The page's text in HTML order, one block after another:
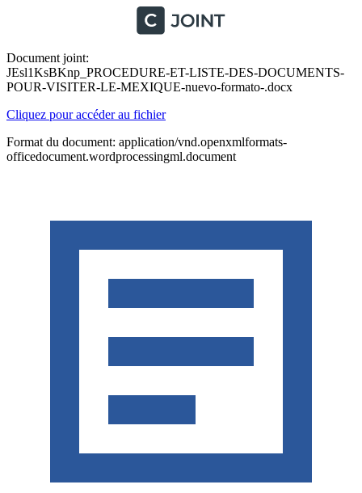
Document joint:
JEsl1KsBKnp_PROCEDURE-ET-LISTE-DES-DOCUMENTS-
POUR-VISITER-LE-MEXIQUE-nuevo-formato-.docx
Cliquez pour accéder au fichier
Format du document: application/vnd.openxmlformats-
officedocument.wordprocessingml.document